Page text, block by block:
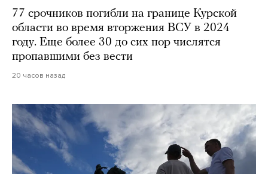
77 срочников погибли на границе Курской
области во время вторжения ВСУ в 2024
году. Еще более 30 до сих пор числятся
пропавшими без вести
20 часов назад